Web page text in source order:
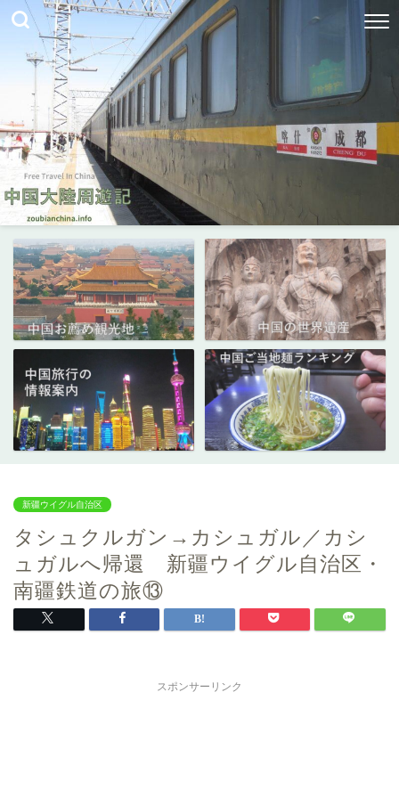
新疆ウイグル自治区
タシュクルガン→カシュガル／カシ
ュガルへ帰還 新疆ウイグル自治区・
南疆鉄道の旅⑬
スポンサーリンク